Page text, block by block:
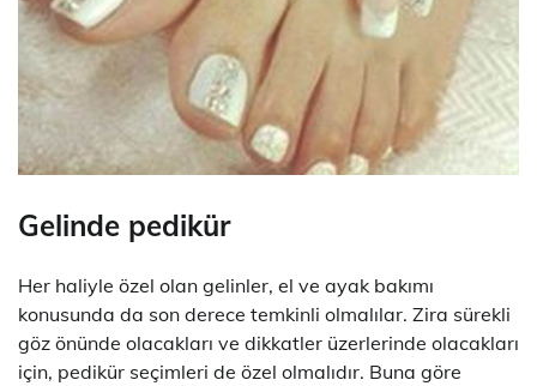
Gelinde pedikür
Her haliyle özel olan gelinler, el ve ayak bakımı
konusunda da son derece temkinli olmalılar. Zira sürekli
göz önünde olacakları ve dikkatler üzerlerinde olacakları
için, pedikür seçimleri de özel olmalıdır. Buna göre